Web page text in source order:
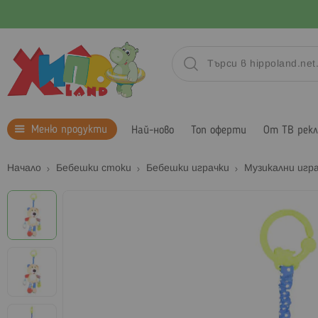
Меню продукти Най-ново Топ оферти От ТВ
Начало Бебешки стоки Бебешки играчки Музикални
Преминете
края
на
галерията
изображенията